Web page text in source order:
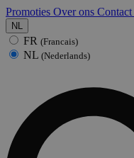
Promoties Over ons Contact
NL
FR (Francais)
NL (Nederlands)